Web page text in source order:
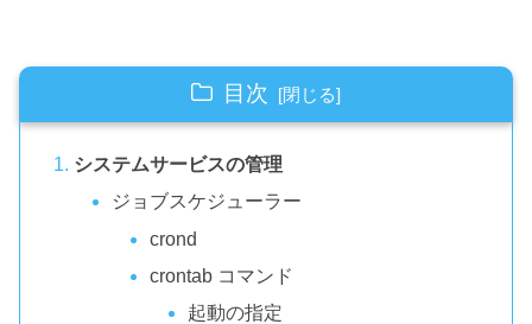
目次
システムサービスの管理
ジョブスケジューラー
crond
crontab コマンド
起動の指定